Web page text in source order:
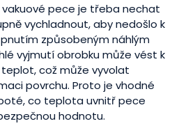
pece je třeba nechat
vychladnout, aby nedošlo k
způsobeným náhlým
vyjmutí obrobku může vést k
což může vyvolat
povrchu. Proto je vhodné
co teplota uvnitř pece
hodnotu.